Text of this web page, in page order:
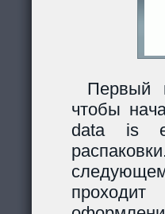
Первый
чтобы
data is